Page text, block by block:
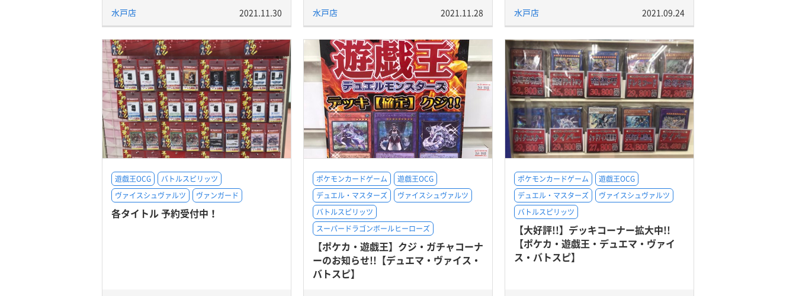
水戸店 2021.11.30 水戸店 2021.11.28 水戸店 2021.09.24
遊戯王OCG
バトルスピリッツ
ヴァイスシュヴァルツ
ヴァンガード
各タイトル 予約受付中！
ポケモンカードゲーム
遊戯王OCG
デュエル・マスターズ
ヴァイスシュヴァルツ
バトルスピリッツ
スーパードラゴンボールヒーローズ
【ポケカ・遊戯王】クジ・ガチャコーナ
ーのお知らせ!!【デュエマ・ヴァイス・
バトスピ】
ポケモンカードゲーム
遊戯王OCG
デュエル・マスターズ
ヴァイスシュヴァルツ
バトルスピリッツ
【大好評!!】デッキコーナー拡大中!!
【ポケカ・遊戯王・デュエマ・ヴァイ
ス・バトスピ】